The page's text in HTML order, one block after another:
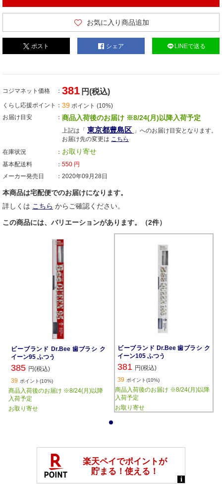
お気に入り商品追加
ポスト シェア LINEで送る
コジマネット価格 381 円(税込)
くらし応援ポイント 39 ポイント (10%)
お届け目安
商品入荷後のお届け ※8/24(月)以降入荷予定
上記は「 東京都豊島区 」へのお届け目安となります。
お届け先の変更は こちら
在庫状況
お取り寄せ
基本配送料 550 円
メーカー発売日
2020年09月28日
本商品は宅配便でのお届けになります。
詳しくは こちら からご確認ください。
この商品には、バリエーションがあります。（2件）
ビーブランド Dr.Bee 歯ブラシ ク
イーン95 ふつう
385 円(税込)
39 ポイント(10%)
商品入荷後のお届け ※8/24(月)以降
入荷予定
お取り寄せ
ビーブランド Dr.Bee 歯ブラシ ク
イーン105 ふつう
381 円(税込)
39 ポイント(10%)
商品入荷後のお届け ※8/24(月)以降
入荷予定
お取り寄せ